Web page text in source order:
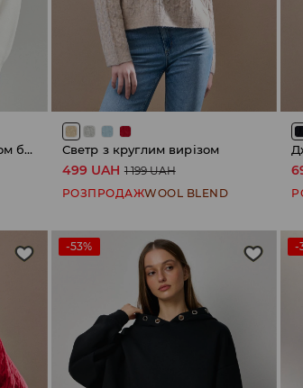
Джемпер з високим вмістом бавовни Светр з круглим вирізом
499 UAH 1 199 UAH
РОЗПРОДАЖWOOL BLEND
-53% -